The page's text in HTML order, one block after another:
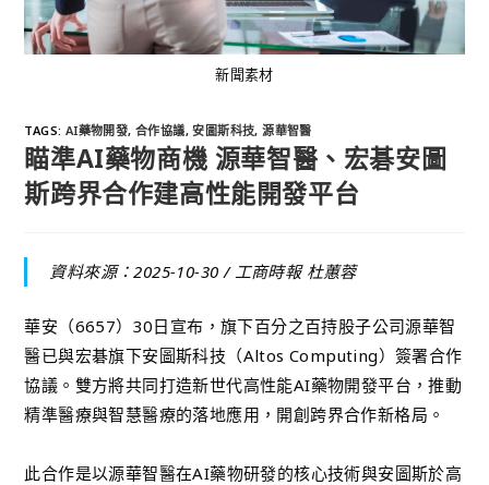
新聞素材
TAGS: AI藥物開發, 合作協議, 安圖斯科技, 源華智醫
瞄準AI藥物商機 源華智醫、宏碁安圖
斯跨界合作建高性能開發平台
資料來源：2025-10-30 /工商時報 杜蕙蓉
華安（6657）30日宣布，旗下百分之百持股子公司源華智
醫已與宏碁旗下安圖斯科技（Altos Computing）簽署合作
協議。雙方將共同打造新世代高性能AI藥物開發平台，推動
精準醫療與智慧醫療的落地應用，開創跨界合作新格局。
此合作是以源華智醫在AI藥物研發的核心技術與安圖斯於高